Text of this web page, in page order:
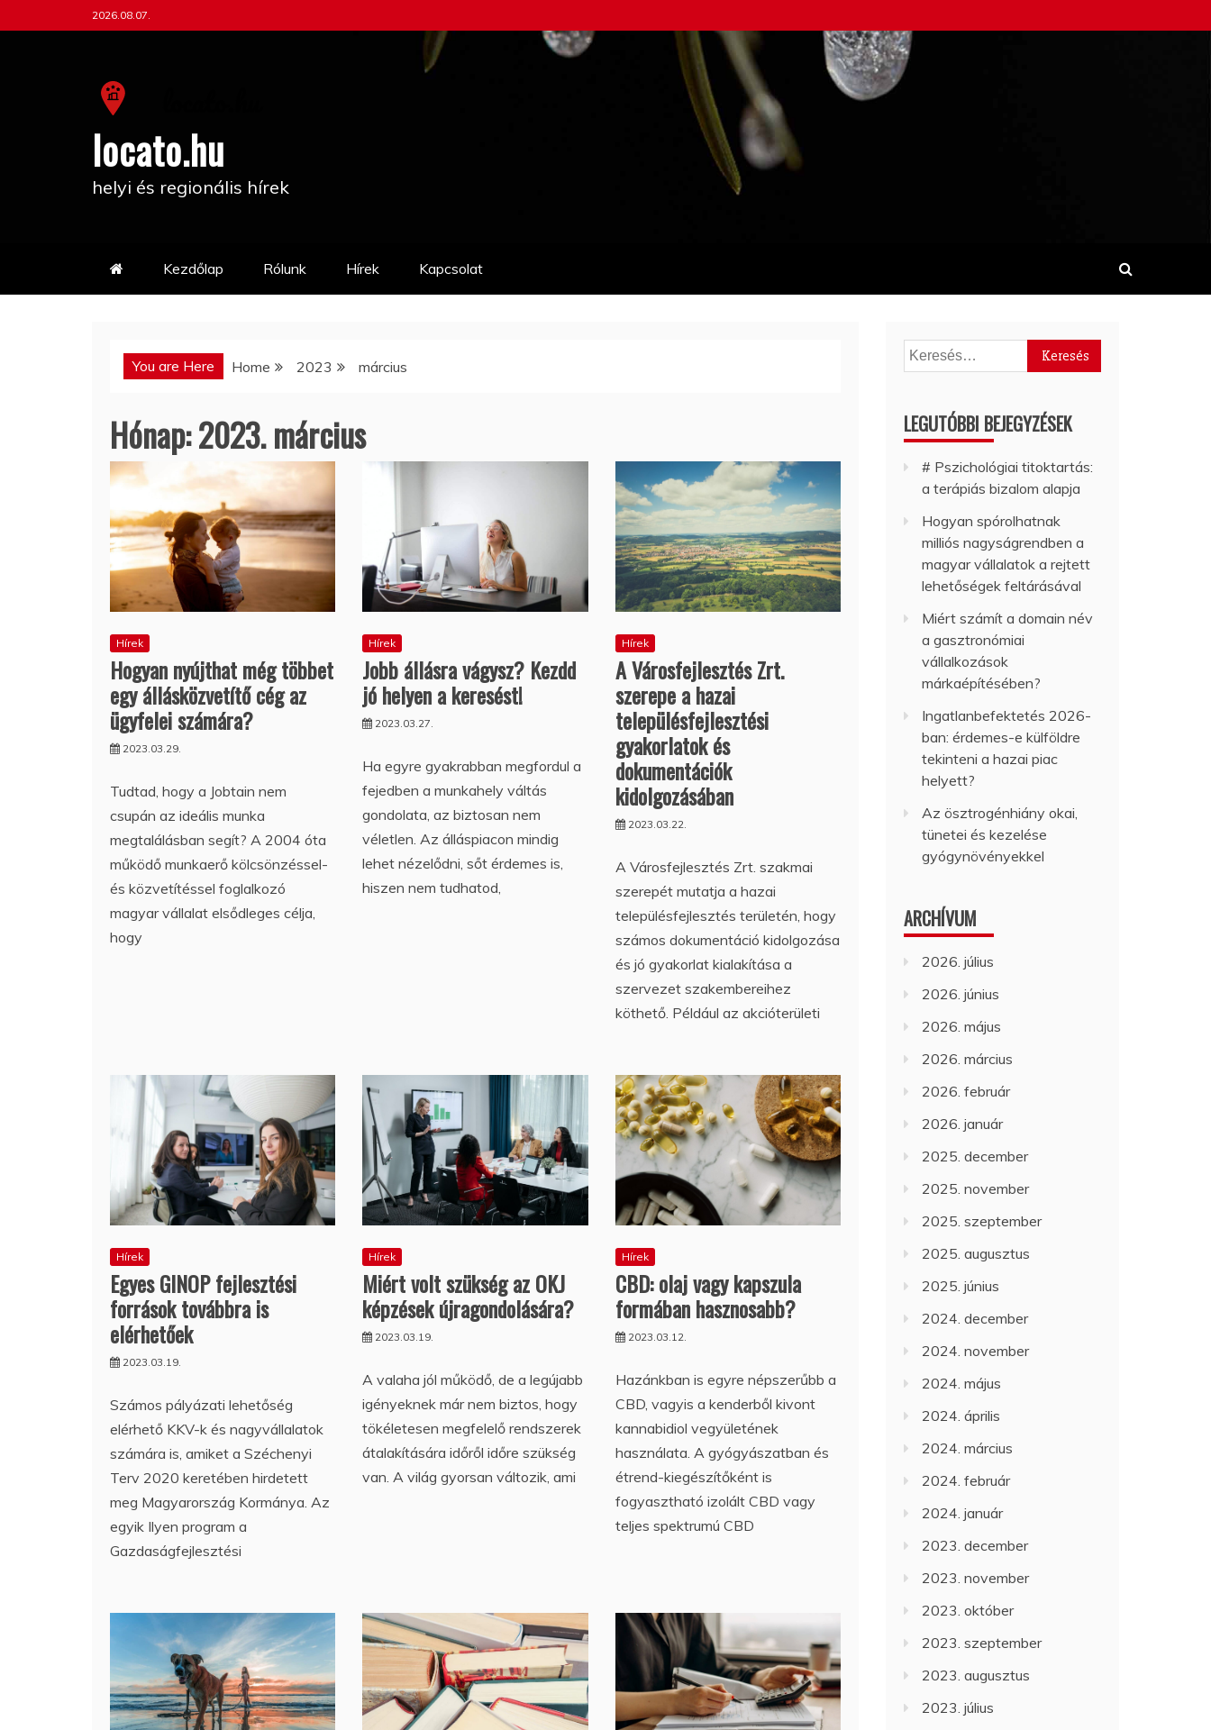
to
2026.08.07.
locato.hu
helyi és regionális hírek
Kezdőlap Rólunk Hírek Kapcsolat
You are Here Home 2023 március
Hónap:2023. március
Hírek
Hogyan nyújthat még többet
egy állásközvetítő cég az
ügyfelei számára?
2023.03.29.
Tudtad, hogy a Jobtain nem
csupán az ideális munka
megtalálásban segít? A 2004 óta
működő munkaerő kölcsönzéssel-
és közvetítéssel foglalkozó
magyar vállalat elsődleges célja,
hogy
Hírek
Jobb állásra vágysz? Kezdd
jó helyen a keresést!
2023.03.27.
Ha egyre gyakrabban megfordul a
fejedben a munkahely váltás
gondolata, az biztosan nem
véletlen. Az álláspiacon mindig
lehet nézelődni, sőt érdemes is,
hiszen nem tudhatod,
Hírek
A Városfejlesztés Zrt.
szerepe a hazai
településfejlesztési
gyakorlatok és
dokumentációk
kidolgozásában
2023.03.22.
A Városfejlesztés Zrt. szakmai
szerepét mutatja a hazai
településfejlesztés területén, hogy
számos dokumentáció kidolgozása
és jó gyakorlat kialakítása a
szervezet szakembereihez
köthető. Például az akcióterületi
Hírek
Egyes GINOP fejlesztési
források továbbra is
elérhetőek
2023.03.19.
Számos pályázati lehetőség
elérhető KKV-k és nagyvállalatok
számára is, amiket a Széchenyi
Terv 2020 keretében hirdetett
meg Magyarország Kormánya. Az
egyik Ilyen program a
Gazdaságfejlesztési
Hírek
Miért volt szükség az OKJ
képzések újragondolására?
2023.03.19.
A valaha jól működő, de a legújabb
igényeknek már nem biztos, hogy
tökéletesen megfelelő rendszerek
átalakítására időről időre szükség
van. A világ gyorsan változik, ami
Hírek
CBD: olaj vagy kapszula
formában hasznosabb?
2023.03.12.
Hazánkban is egyre népszerűbb a
CBD, vagyis a kenderből kivont
kannabidiol vegyületének
használata. A gyógyászatban és
étrend-kiegészítőként is
fogyasztható izolált CBD vagy
teljes spektrumú CBD
Keresés:
LEGUTÓBBI BEJEGYZÉSEK
# Pszichológiai titoktartás:
a terápiás bizalom alapja
Hogyan spórolhatnak
milliós nagyságrendben a
magyar vállalatok a rejtett
lehetőségek feltárásával
Miért számít a domain név
a gasztronómiai
vállalkozások
márkaépítésében?
Ingatlanbefektetés 2026-
ban: érdemes-e külföldre
tekinteni a hazai piac
helyett?
Az ösztrogénhiány okai,
tünetei és kezelése
gyógynövényekkel
ARCHÍVUM
2026. július
2026. június
2026. május
2026. március
2026. február
2026. január
2025. december
2025. november
2025. szeptember
2025. augusztus
2025. június
2024. december
2024. november
2024. május
2024. április
2024. március
2024. február
2024. január
2023. december
2023. november
2023. október
2023. szeptember
2023. augusztus
2023. július